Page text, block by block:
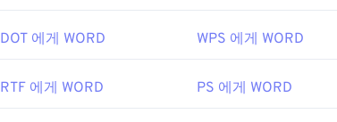
개발자:CompuServe, Inc.
최초 출시: 1987년 6월 15일
DOT 에게 WORD WPS 에게 WORD
RTF 에게 WORD PS 에게 WORD